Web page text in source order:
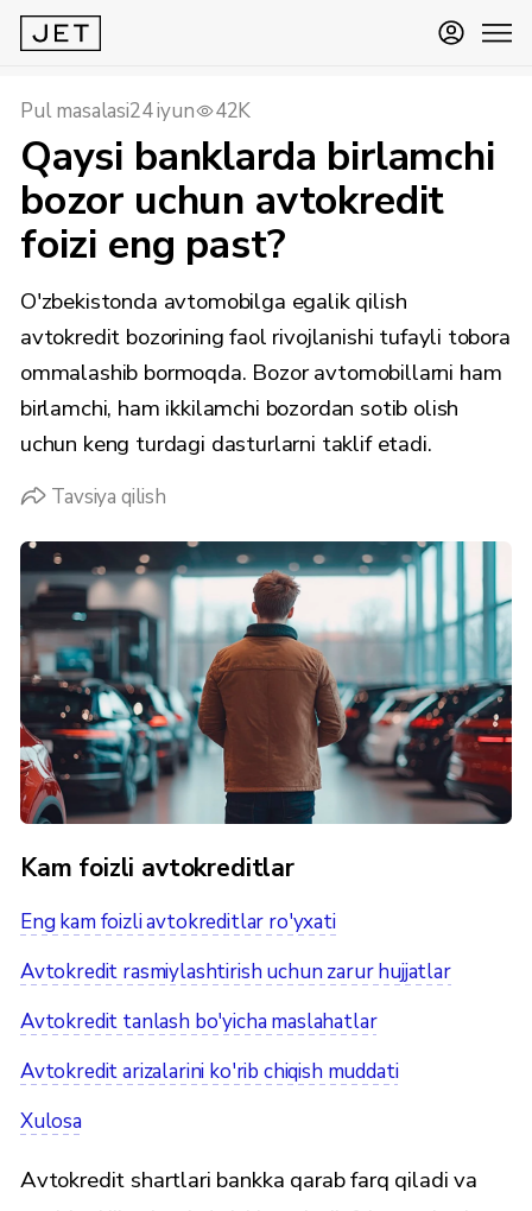
Pul masalasi24 iyun 42K
Qaysi banklarda birlamchi
bozor uchun avtokredit
foizi eng past?
O'zbekistonda avtomobilga egalik qilish
avtokredit bozorining faol rivojlanishi tufayli tobora
ommalashib bormoqda. Bozor avtomobillarni ham
birlamchi, ham ikkilamchi bozordan sotib olish
uchun keng turdagi dasturlarni taklif etadi.
Tavsiya qilish
Kam foizli avtokreditlar
Eng kam foizli avtokreditlar ro'yxati
Avtokredit rasmiylashtirish uchun zarur hujjatlar
Avtokredit tanlash bo'yicha maslahatlar
Avtokredit arizalarini ko'rib chiqish muddati
Xulosa
Avtokredit shartlari bankka qarab farq qiladi va